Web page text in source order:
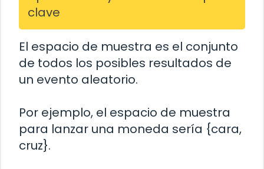
clave
El espacio de muestra es el conjunto
de todos los posibles resultados de
un evento aleatorio.
Por ejemplo, el espacio de muestra
para lanzar una moneda sería {cara,
cruz}.